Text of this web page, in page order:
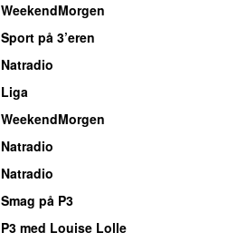
WeekendMorgen
Sport på 3’eren
Natradio
Liga
WeekendMorgen
Natradio
Natradio
Smag på P3
P3 med Louise Lolle